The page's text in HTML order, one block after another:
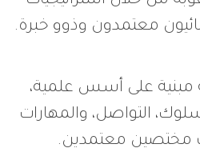
معتمدون وذوو خبرة.
مبنية على أسس علمية،
التواصل، والمهارات
مختصين معتمدين.